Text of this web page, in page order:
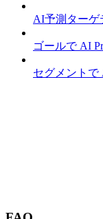
AI予測ターゲ
ゴールで AI
セグメントで